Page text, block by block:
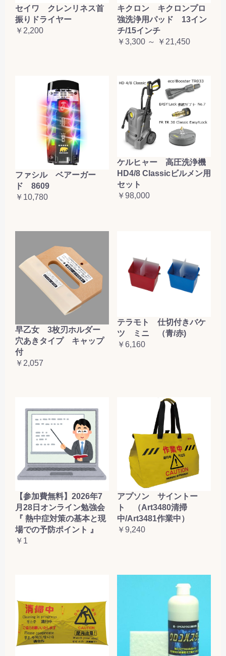
セイワ クレンリネス首
振りドライヤー
￥2,200
キクロン キクロンプロ
強洗浄用パッド 13イン
チ/15インチ
￥3,300 ～ ￥21,450
ファシル ベアーガー
ド 8609
￥10,780
ケルヒャー 高圧洗浄機
HD4/8 Classicビルメン用
セット
￥98,000
早乙女 3枚刃ホルダー
穴あきタイプ キャップ
付
￥2,057
テラモト 仕切付きバケ
ツ ミニ （青/赤)
￥6,160
【参加費無料】2026年7
月28日オンライン勉強会
『 熱中症対策の基本と現
場での予防ポイント 』
￥1
アプソン サイントー
ト （Art3480清掃
中/Art3481作業中）
￥9,240